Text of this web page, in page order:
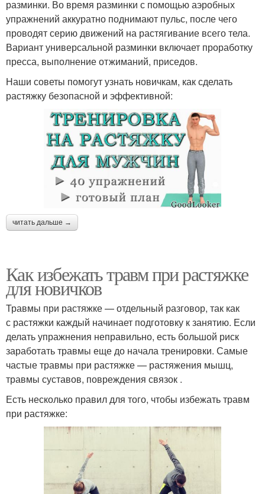
разминки. Во время разминки с помощью аэробных
упражнений аккуратно поднимают пульс, после чего
проводят серию движений на растягивание всего тела.
Вариант универсальной разминки включает проработку
пресса, выполнение отжиманий, приседов.
Наши советы помогут узнать новичкам, как сделать
растяжку безопасной и эффективной:
читать дальше →
Как избежать травм при растяжке
для новичков
Травмы при растяжке — отдельный разговор, так как
с растяжки каждый начинает подготовку к занятию. Если
делать упражнения неправильно, есть большой риск
заработать травмы еще до начала тренировки. Самые
частые травмы при растяжке — растяжения мышц,
травмы суставов, повреждения связок .
Есть несколько правил для того, чтобы избежать травм
при растяжке: